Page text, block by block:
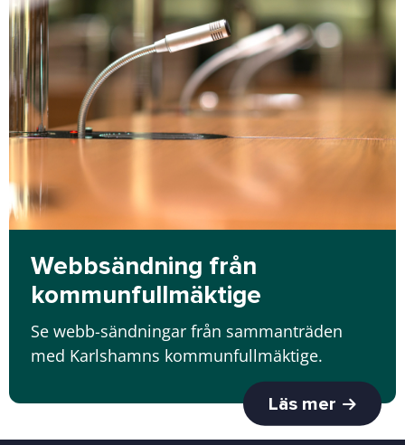
Webbsändning från
kommunfullmäktige
Se webb-sändningar från sammanträden
med Karlshamns kommunfullmäktige.
Läs mer